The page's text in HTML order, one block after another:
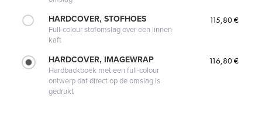
HARDCOVER, STOFHOES
Full-colour stofomslag over een linnen
kaft
115,80 €
HARDCOVER, IMAGEWRAP
Hardbackboek met een full-colour
ontwerp dat direct op de omslag is
gedrukt
116,80 €